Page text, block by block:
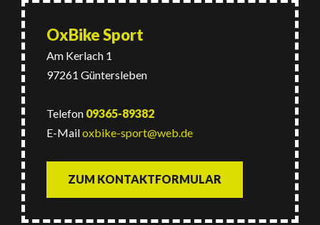
OxBike Sport
Am Kerlach 1
97261 Güntersleben
Telefon 09365-89382
E-Mailoxbike-sport@web.de
ZUM KONTAKTFORMULAR